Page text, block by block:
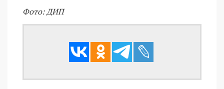
Фото: ДИП